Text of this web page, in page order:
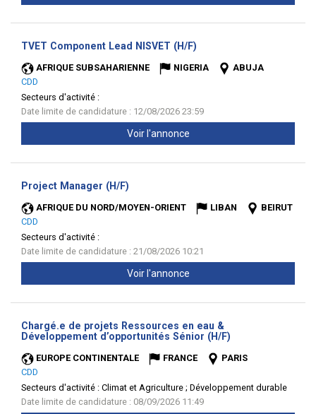
TVET Component Lead NISVET (H/F)
AFRIQUE SUBSAHARIENNE NIGERIA
ABUJA
CDD
Secteurs d'activité :
Date limite de candidature : 12/08/2026 23:59
Voir l'annonce
Project Manager (H/F)
AFRIQUE DU NORD/MOYEN-ORIENT LIBAN
BEIRUT
CDD
Secteurs d'activité :
Date limite de candidature : 21/08/2026 10:21
Voir l'annonce
Chargé.e de projets Ressources en eau &
Développement d’opportunités Sénior (H/F)
EUROPE CONTINENTALE FRANCE
PARIS
CDD
Secteurs d'activité : Climat et Agriculture ; Développement durable
Date limite de candidature : 08/09/2026 11:49